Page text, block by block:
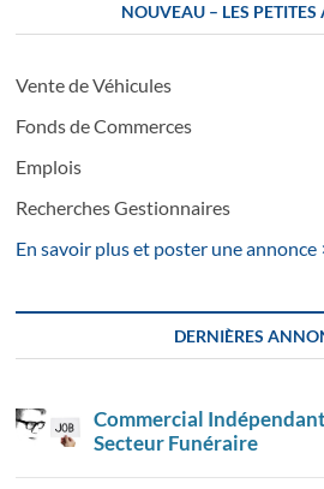
NOUVEAU – LES
Vente de Véhicules
Fonds de Commerces
Emplois
Recherches Gestionnaires
En savoir plus et poster une annonce
DERNIÈRES
Commercial
Secteur Funéraire